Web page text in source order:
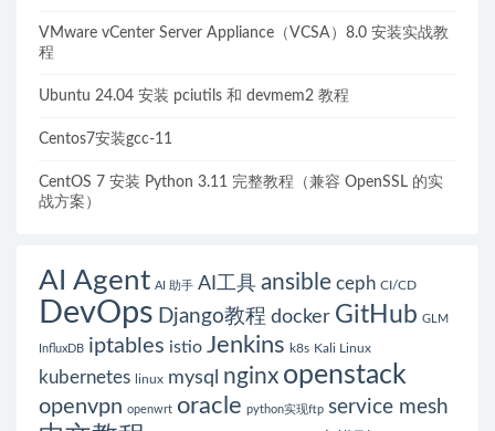
VMware vCenter Server Appliance（VCSA）8.0 安装实战教
程
Ubuntu 24.04 安装 pciutils 和 devmem2 教程
Centos7安装gcc-11
CentOS 7 安装 Python 3.11 完整教程（兼容 OpenSSL 的实
战方案）
AI Agent AI 助手 AI工具 ansible ceph CI/CD
DevOps Django教程 docker GitHub GLM
InfluxDB iptables istio Jenkins k8s Kali Linux
kubernetes linux mysql nginx openstack
openvpn openwrt oracle python实现ftp service mesh